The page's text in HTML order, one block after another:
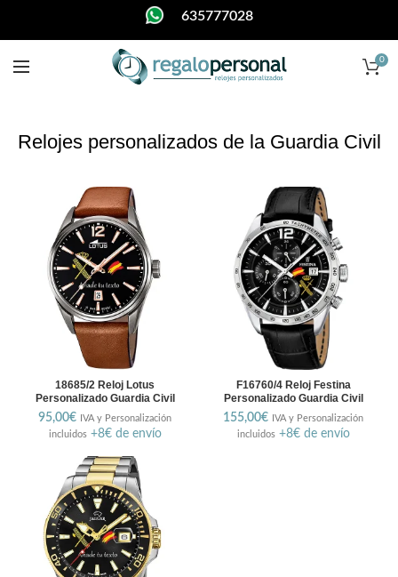
635777028
0
Relojes personalizados de la Guardia Civil
18685/2 Reloj Lotus
Personalizado Guardia Civil
95,00€
IVA y Personalización
incluidos +8€ de envío
F16760/4 Reloj Festina
Personalizado Guardia Civil
155,00€
IVA y Personalización
incluidos +8€ de envío